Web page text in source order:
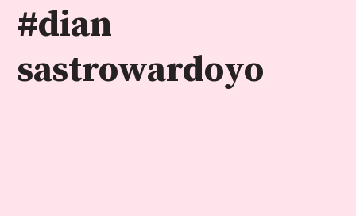
#dian
sastrowardoyo